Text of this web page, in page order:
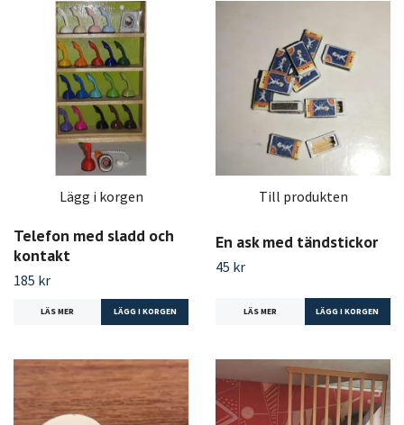
Lägg i korgen
Telefon med sladd och
kontakt
185 kr
LÄS MER LÄGG I KORGEN
Till produkten
En ask med tändstickor
45 kr
LÄS MER